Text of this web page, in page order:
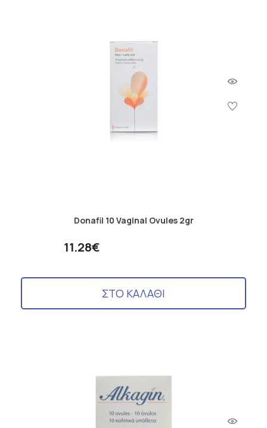
Donafil 10 Vaginal Ovules 2gr
11.28€
ΣΤΟ ΚΑΛΑΘΙ